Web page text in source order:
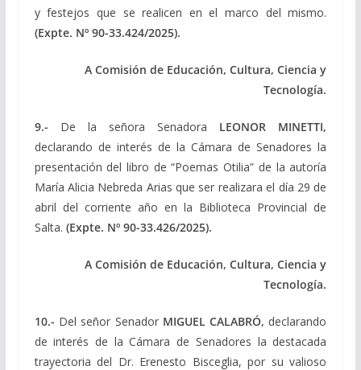
y festejos que se realicen en el marco del mismo.
(Expte. Nº 90-33.424/2025).
A Comisión de Educación, Cultura, Ciencia y
Tecnología.
9.- De la señora Senadora LEONOR MINETTI,
declarando de interés de la Cámara de Senadores la
presentación del libro de “Poemas Otilia” de la autoría
María Alicia Nebreda Arias que ser realizara el día 29 de
abril del corriente año en la Biblioteca Provincial de
Salta. (Expte. Nº 90-33.426/2025).
A Comisión de Educación, Cultura, Ciencia y
Tecnología.
10.- Del señor SenadorMIGUEL CALABRÓ, declarando
de interés de la Cámara de Senadores la destacada
trayectoria del Dr. Erenesto Bisceglia, por su valioso